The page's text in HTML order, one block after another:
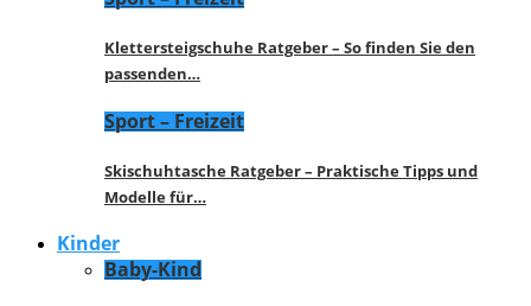
Klettersteigschuhe Ratgeber – So finden Sie den
passenden…
Sport – Freizeit
Skischuhtasche Ratgeber – Praktische Tipps und
Modelle für…
Kinder
Baby-Kind